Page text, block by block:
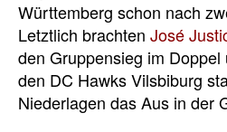
Württemberg schon nach
Letztlich brachten José
den Gruppensieg im
den DC Hawks Vilsbiburg
Niederlagen das Aus in der